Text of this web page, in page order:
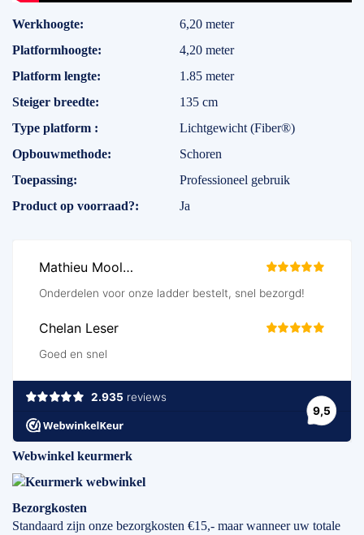
Specificaties
Werkhoogte
6,20 meter
Platformhoogte
4,20 meter
Platform lengte
1.85 meter
Steiger breedte
135 cm
Type platform
Lichtgewicht (Fiber®)
Opbouwmethode
Schoren
Toepassing
Professioneel gebruik
Product op voorraad?
Ja
Webwinkel keurmerk
Bezorgkosten
Standaard zijn onze bezorgkosten €15,- maar wanneer uw totale